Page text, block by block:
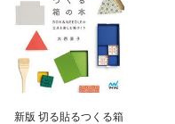
新版 切る貼るつくる箱